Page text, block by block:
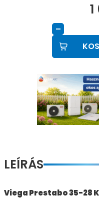
–
LEÍRÁS
Viega Prestabo 35-28